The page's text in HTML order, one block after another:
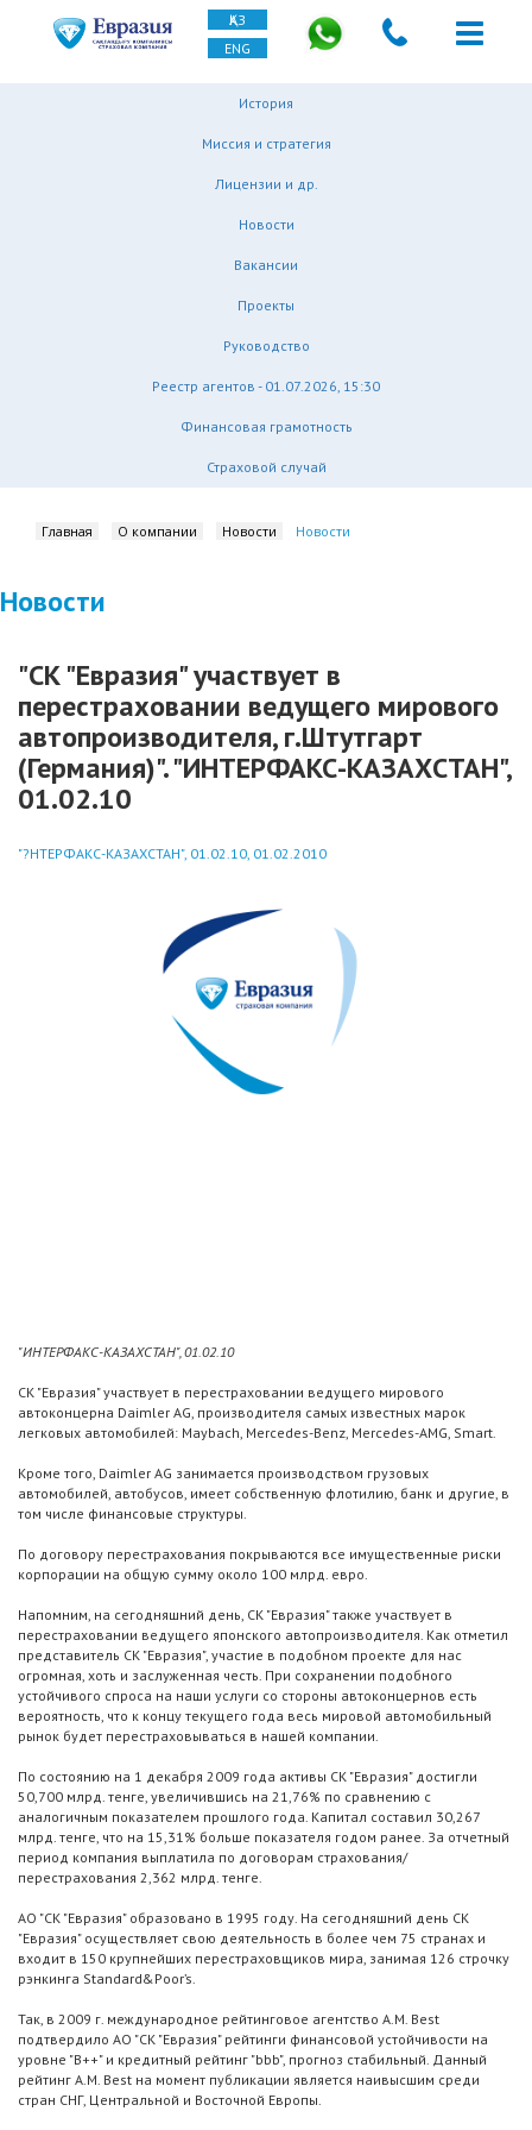
ҚАЗ
ENG
История
Миссия и стратегия
Лицензии и др.
Новости
Вакансии
Проекты
Руководство
Реестр агентов - 01.07.2026, 15:30
Финансовая грамотность
Страховой случай
Главная О компании Новости Новости
Новости
"СК "Евразия" участвует в
перестраховании ведущего мирового
автопроизводителя, г.Штутгарт
(Германия)". "ИНТЕРФАКС-КАЗАХСТАН",
01.02.10
"?НТЕРФАКС-КАЗАХСТАН", 01.02.10, 01.02.2010
"ИНТЕРФАКС-КАЗАХСТАН", 01.02.10
СК "Евразия" участвует в перестраховании ведущего мирового
автоконцерна Daimler AG, производителя самых известных марок
легковых автомобилей: Maybach, Mercedes-Benz, Mercedes-AMG, Smart.
Кроме того, Daimler AG занимается производством грузовых
автомобилей, автобусов, имеет собственную флотилию, банк и другие, в
том числе финансовые структуры.
По договору перестрахования покрываются все имущественные риски
корпорации на общую сумму около 100 млрд. евро.
Напомним, на сегодняшний день, СК "Евразия" также участвует в
перестраховании ведущего японского автопроизводителя. Как отметил
представитель СК "Евразия", участие в подобном проекте для нас
огромная, хоть и заслуженная честь. При сохранении подобного
устойчивого спроса на наши услуги со стороны автоконцернов есть
вероятность, что к концу текущего года весь мировой автомобильный
рынок будет перестраховываться в нашей компании.
По состоянию на 1 декабря 2009 года активы СК "Евразия" достигли
50,700 млрд. тенге, увеличившись на 21,76% по сравнению с
аналогичным показателем прошлого года. Капитал составил 30,267
млрд. тенге, что на 15,31% больше показателя годом ранее. За отчетный
период компания выплатила по договорам страхования/
перестрахования 2,362 млрд. тенге.
АО "СК "Евразия" образовано в 1995 году. На сегодняшний день СК
"Евразия" осуществляет свою деятельность в более чем 75 странах и
входит в 150 крупнейших перестраховщиков мира, занимая 126 строчку
рэнкинга Standard&Poor’s.
Так, в 2009 г. международное рейтинговое агентство A.M. Best
подтвердило АО "СК "Евразия" рейтинги финансовой устойчивости на
уровне "B++" и кредитный рейтинг "bbb", прогноз стабильный. Данный
рейтинг A.M. Best на момент публикации является наивысшим среди
стран СНГ, Центральной и Восточной Европы.